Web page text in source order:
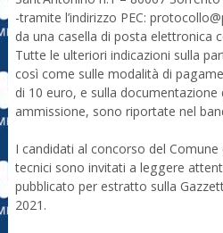
-tramite l’indirizzo PEC:
da una casella di posta elettronica
Tutte le ulteriori indicazioni sulla
così come sulle modalità di
di 10 euro, e sulla
ammissione, sono riportate nel
I candidati al concorso del
tecnici sono invitati a leggere
pubblicato per estratto sulla
2021.